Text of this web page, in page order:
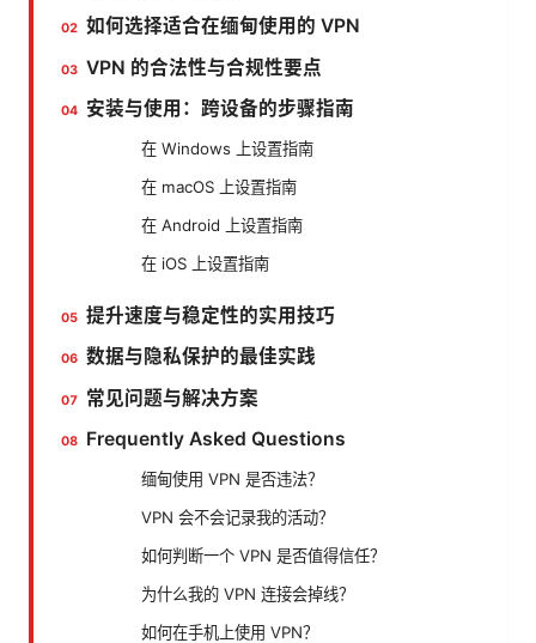
如何选择适合在缅甸使用的 VPN
VPN 的合法性与合规性要点
安装与使用：跨设备的步骤指南
在 Windows 上设置指南
在 macOS 上设置指南
在 Android 上设置指南
在 iOS 上设置指南
提升速度与稳定性的实用技巧
数据与隐私保护的最佳实践
常见问题与解决方案
Frequently Asked Questions
缅甸使用 VPN 是否违法？
VPN 会不会记录我的活动？
如何判断一个 VPN 是否值得信任？
为什么我的 VPN 连接会掉线？
如何在手机上使用 VPN？